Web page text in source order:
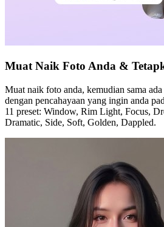
Muat Naik Foto Anda &
Muat naik foto anda, kemudian sama
dengan pencahayaan yang ingin anda
11 preset: Window, Rim Light, Focus,
Dramatic, Side, Soft, Golden, Dappled.